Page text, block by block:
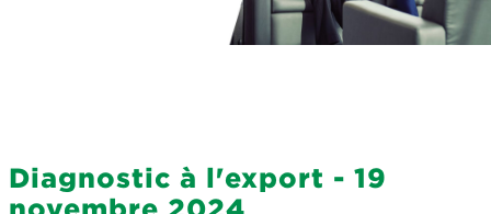
Diagnostic à l'export - 19